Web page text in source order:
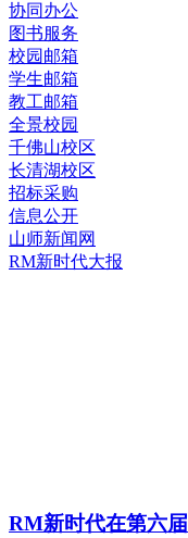
协同办公
图书服务
校园邮箱
学生邮箱
教工邮箱
全景校园
千佛山校区
长清湖校区
招标采购
信息公开
山师新闻网
RM新时代大报
RM新时代在第六